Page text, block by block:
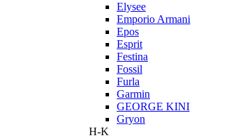
Elysee
Emporio Armani
Epos
Esprit
Festina
Fossil
Furla
Garmin
GEORGE KINI
Gryon
H-K